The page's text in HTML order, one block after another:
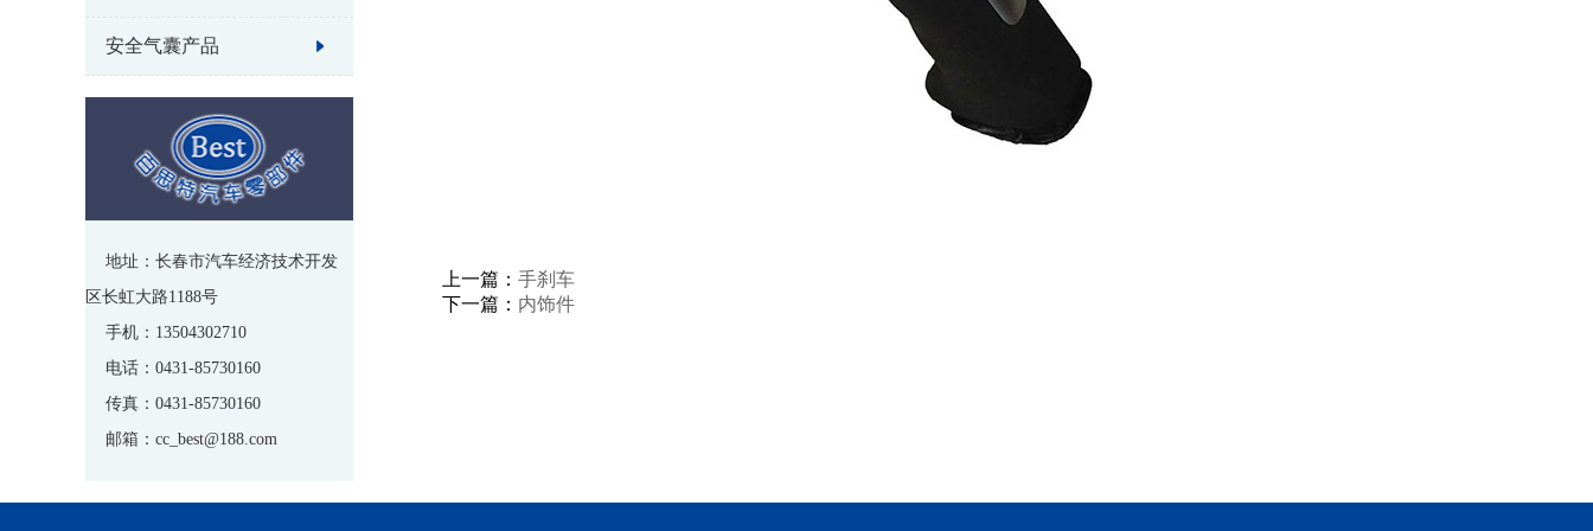
安全气囊产品
地址：长春市汽车经济技术开发
区长虹大路1188号
手机：13504302710
电话：0431-85730160
传真：0431-85730160
邮箱：cc_best@188.com
上一篇： 手刹车
下一篇： 内饰件